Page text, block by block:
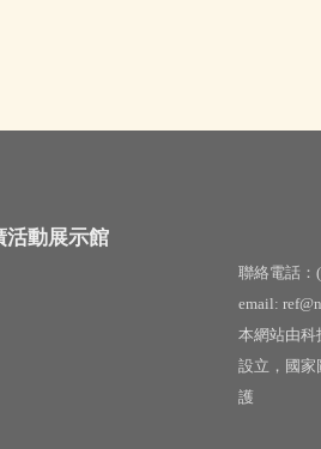
活動展示館
聯絡電話：
email:
本網站由科
設立，國家
護